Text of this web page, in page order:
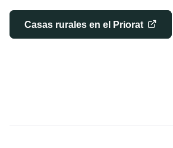
Casas rurales en el Priorat